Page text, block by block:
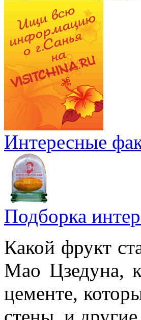
Интересные
Подборка
Какой фрукт
Мао Цзедуна,
цементе,